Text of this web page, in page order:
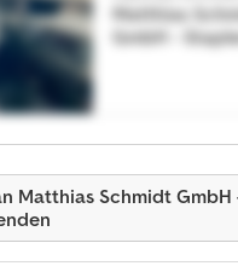
Matthias
GmbH -
Matthias Schmidt GmbH